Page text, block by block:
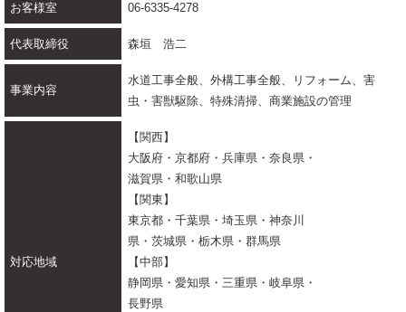
お客様室 06-6335-4278
代表取締役 森垣 浩二
事業内容
水道工事全般、外構工事全般、リフォーム、害
虫・害獣駆除、特殊清掃、商業施設の管理
対応地域
【関西】
大阪府・京都府・兵庫県・奈良県・
滋賀県・和歌山県
【関東】
東京都・千葉県・埼玉県・神奈川
県・茨城県・栃木県・群馬県
【中部】
静岡県・愛知県・三重県・岐阜県・
長野県